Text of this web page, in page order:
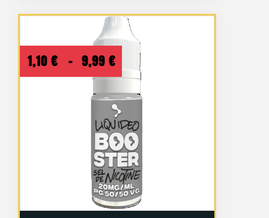
1,10 € – 9,99 €
Plage
de
prix :
1,10 €
à
9,99 €